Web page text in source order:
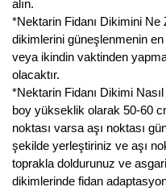
alın.
*Nektarin Fidanı Dikimini Ne
dikimlerini güneşlenmenin
veya ikindin vaktinden
olacaktır.
*Nektarin Fidanı Dikimi
boy yükseklik olarak 50-60
noktası varsa aşı noktası
şekilde yerleştiriniz ve aşı
toprakla doldurunuz ve
dikimlerinde fidan